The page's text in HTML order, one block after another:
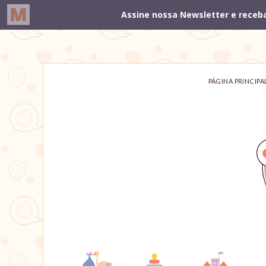
PÁGINA PRINCIPAL